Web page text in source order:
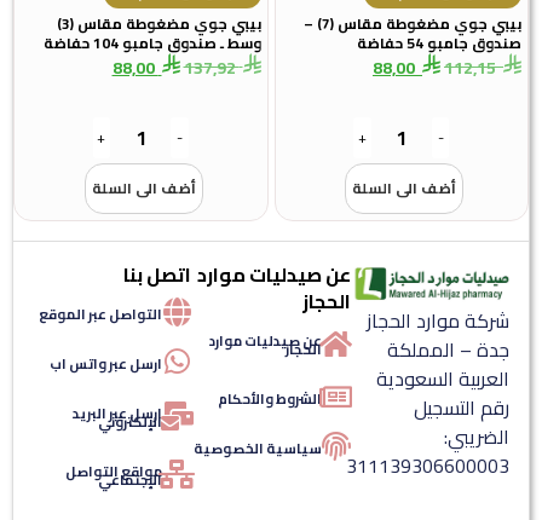
بيبي جوي مضغوطة مقاس (7) –
جامبو 54 حفاضة
112,15
88,00
+
أضف الى السلة
بيبي جوي مضغوطة مقاس (3)
وسط ـ صندوق جامبو 104 حفاضة
137,92
88,00
+
أضف الى السلة
موارد الحجاز
– المملكة
السعودية
التسجيل
عن صيدليات موارد
الحجاز
عن صيدليات موارد
الحجاز
الشروط والأحكام
سياسية الخصوصية
اتصل بنا
التواصل عبر الموقع
ارسل عبر واتس اب
ارسل عبر البريد
الإلكتروني
مواقع التواصل
الإجتماعي